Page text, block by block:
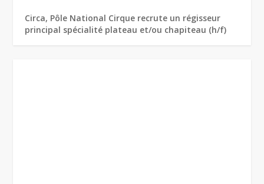
Circa, Pôle National Cirque recrute un régisseur
principal spécialité plateau et/ou chapiteau (h/f)